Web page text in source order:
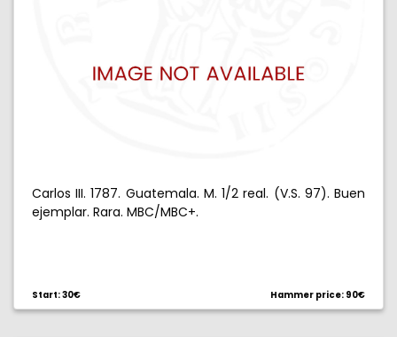
Carlos III. 1787. Guatemala. M. 1/2 real. (V.S. 97). Buen
ejemplar. Rara. MBC/MBC+.
Start: 30€ Hammer price: 90€